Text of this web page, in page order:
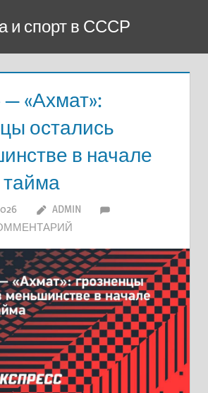
и спорт в СССР
— «Ахмат»:
остались
в начале
тайма
ADMIN